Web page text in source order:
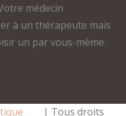
médecin
à un thérapeute mais
un par vous-même.
| Tous droits